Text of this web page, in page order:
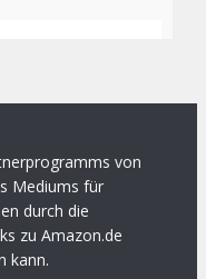
von
Mediums für
durch die
zu Amazon.de
kann.